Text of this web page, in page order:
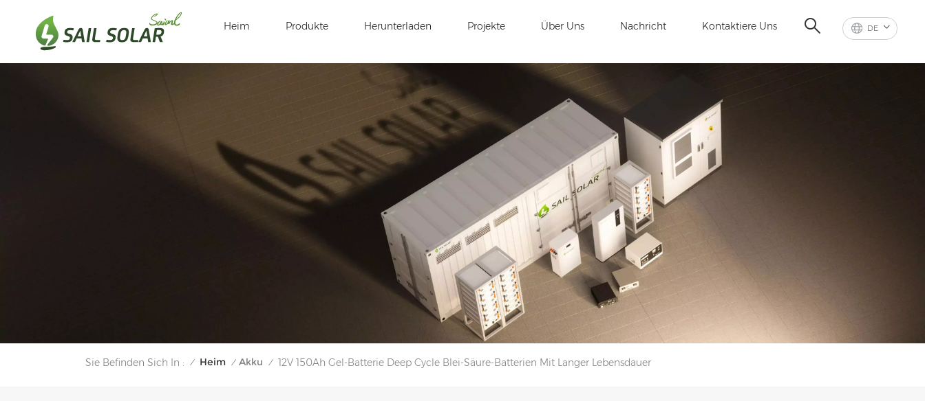
DE
Heim Produkte Herunterladen Projekte Über Uns Nachricht Kontaktiere Uns
Sie Befinden Sich In : / Heim / Akku / 12V 150Ah Gel-Batterie Deep Cycle Blei-Säure-Batterien Mit Langer Lebensdauer